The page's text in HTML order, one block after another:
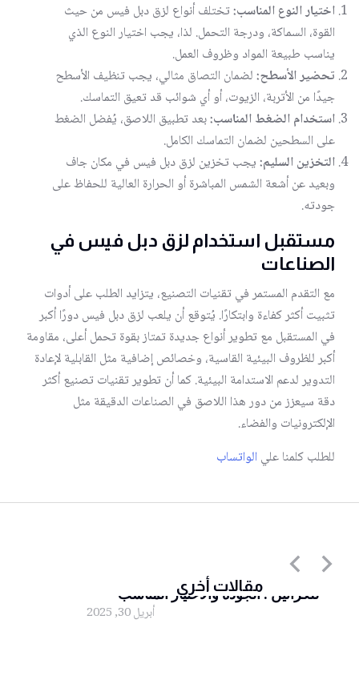
اختيار النوع المناسب:تختلف أنواع لزق دبل فيس من حيث
القوة، السماكة، ودرجة التحمل. لذا، يجب اختيار النوع الذي
يناسب طبيعة المواد وظروف العمل.
تحضير الأسطح:لضمان التصاق مثالي، يجب تنظيف الأسطح
جيدًا من الأتربة، الزيوت، أو أي شوائب قد تعيق التماسك.
استخدام الضغط المناسب:بعد تطبيق اللاصق، يُفضل الضغط
على السطحين لضمان التماسك الكامل.
التخزين السليم:يجب تخزين لزق دبل فيس في مكان جاف
وبعيد عن أشعة الشمس المباشرة أو الحرارة العالية للحفاظ على
جودته.
مستقبل استخدام لزق دبل فيس في
الصناعات
مع التقدم المستمر في تقنيات التصنيع، يتزايد الطلب على أدوات
تثبيت أكثر كفاءة وابتكارًا. يُتوقع أن يلعب لزق دبل فيس دورًا أكبر
في المستقبل مع تطوير أنواع جديدة تمتاز بقوة تحمل أعلى، مقاومة
أكبر للظروف البيئية القاسية، وخصائص إضافية مثل القابلية لإعادة
التدوير لدعم الاستدامة البيئية. كما أن تطوير تقنيات تصنيع أكثر
دقة سيعزز من دور هذا اللاصق في الصناعات الدقيقة مثل
الإلكترونيات والفضاء.
للطلب كلمنا علي الواتساب
مقالات أخرى
أقوى أنواع اللصق الشفاف المستخدم
للكراتين : الجودة والاختيار المناسب”
أبريل 30, 2025